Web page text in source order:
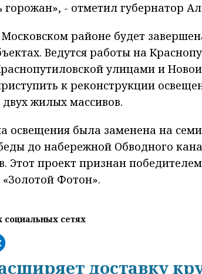
горожан», - отметил губернатор
Московском районе будет
Ведутся работы на
улицами и
к реконструкции
жилых массивов.
освещения была заменена на
до набережной Обводного
Этот проект признан
Фотон».
сетях
доставку